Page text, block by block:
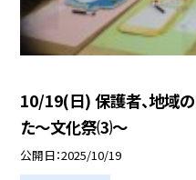
10/19(日) 保護者、地域の
た〜文化祭⑶〜
公開日 2025/10/19